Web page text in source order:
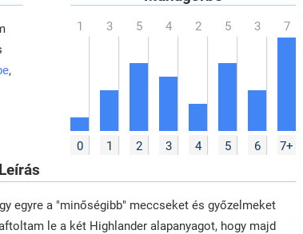
,
0 1 2 3 4 5 6 7+
Leírás
egyre a "minőségibb" meccseket és győzelmeket
le a két Highlander alapanyagot, hogy majd